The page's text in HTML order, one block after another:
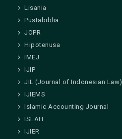
Lisania
Pustabiblia
JOPR
Hipotenusa
IMEJ
IJIP
JIL (Journal of Indonesian Law)
IJIEMS
Islamic Accounting Journal
ISLAH
IJIER